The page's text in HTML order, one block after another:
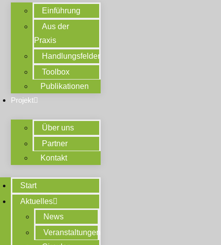
Einführung
Aus der
Praxis
Handlungsfelder
Toolbox
Publikationen
Projekt
Über uns
Partner
Kontakt
Start
Aktuelles
News
Veranstaltungen